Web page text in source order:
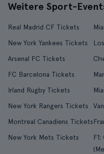
Weitere Sport-
Real Madrid CF Tickets
New York Yankees Tickets
Arsenal FC Tickets
FC Barcelona Tickets
Irland Rugby Tickets
New York Rangers Tickets
Montreal Canadiens Tickets
New York Mets Tickets